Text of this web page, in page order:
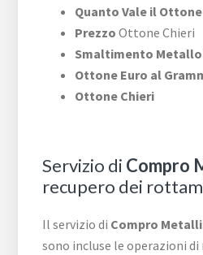
Quanto Vale il
Prezzo Ottone Chieri
Smaltimento Metallo
Ottone Euro al
Ottone Chieri
Servizio di Compro
recupero dei
Il servizio di Compro
sono incluse le operazioni